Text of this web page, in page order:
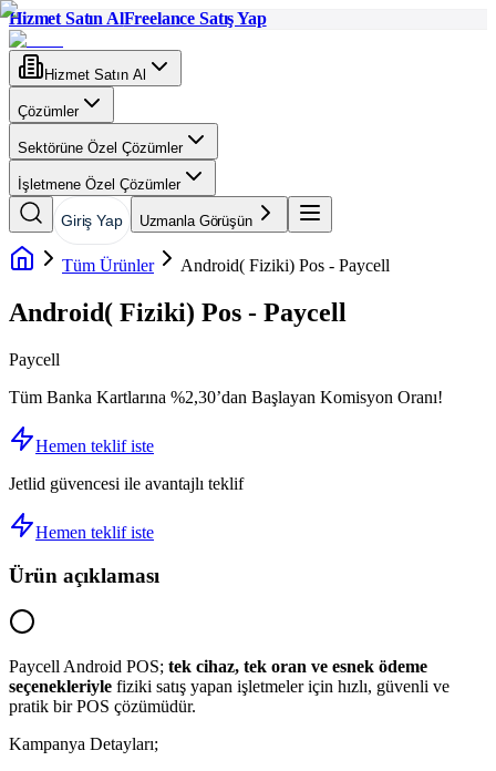
Hizmet Satın AlFreelance Satış Yap
Hizmet Satın Al
Çözümler
Sektörüne Özel Çözümler
İşletmene Özel Çözümler
Giriş Yap Uzmanla Görüşün
Tüm Ürünler Android( Fiziki) Pos - Paycell
Android( Fiziki) Pos - Paycell
Paycell
Tüm Banka Kartlarına %2,30’dan Başlayan Komisyon Oranı!
Hemen teklif iste
Jetlid güvencesi ile avantajlı teklif
Hemen teklif iste
Ürün açıklaması
Paycell Android POS; tek cihaz, tek oran ve esnek ödeme
seçenekleriyle fiziki satış yapan işletmeler için hızlı, güvenli ve
pratik bir POS çözümüdür.
Kampanya Detayları;